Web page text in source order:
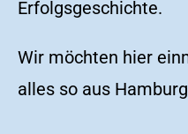
Erfolgsgeschichte.
Wir möchten hier
alles so aus